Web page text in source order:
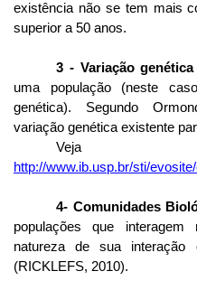
existência não se tem mais
superior a 50 anos.
3 - Variação
uma população (neste
genética). Segundo
variação genética existente
Veja
http://www.ib.usp.br/sti/
4- Comunidades
populações que interagem
natureza de sua
(RICKLEFS, 2010).